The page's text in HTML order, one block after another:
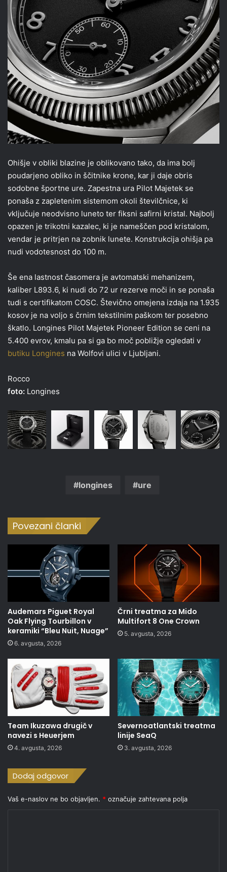
Ohišje v obliki blazine je oblikovano tako, da ima bolj
poudarjeno obliko in ščitnike krone, kar ji daje obris
sodobne športne ure. Zapestna ura Pilot Majetek se
ponaša z zapletenim sistemom okoli številčnice, ki
vključuje neodvisno luneto ter fiksni safirni kristal. Najbolj
opazen je trikotni kazalec, ki je nameščen pod kristalom,
vendar je pritrjen na zobnik lunete. Konstrukcija ohišja pa
nudi vodotesnost do 100 m.
Še ena lastnost časomera je avtomatski mehanizem,
kaliber L893.6, ki nudi do 72 ur rezerve moči in se ponaša
tudi s certifikatom COSC. Števično omejena izdaja na 1.935
kosov je na voljo s črnim tekstilnim paškom ter posebno
škatlo. Longines Pilot Majetek Pioneer Edition se ceni na
5.400 evrov, kmalu pa si ga bo moč pobližje ogledati v
butiku Longines na Wolfovi ulici v Ljubljani.
Rocco
foto: Longines
longines ure
Povezani članki
Audemars Piguet Royal
Oak Flying Tourbillon v
keramiki “Bleu Nuit, Nuage”
6. avgusta, 2026
Črni treatma za Mido
Multifort 8 One Crown
5. avgusta, 2026
Team Ikuzawa drugič v
navezi s Heuerjem
4. avgusta, 2026
Severnoatlantski treatma
linije SeaQ
3. avgusta, 2026
Dodaj odgovor
Vaš e-naslov ne bo objavljen. * označuje zahtevana polja